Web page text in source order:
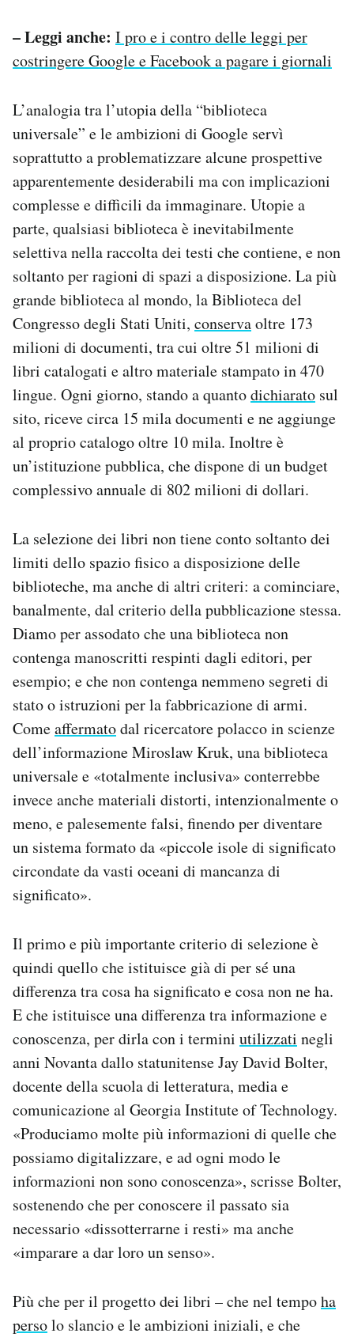
– Leggi anche: I pro e i contro delle leggi per
costringere Google e Facebook a pagare i giornali
L’analogia tra l’utopia della “biblioteca
universale” e le ambizioni di Google servì
soprattutto a problematizzare alcune prospettive
apparentemente desiderabili ma con implicazioni
complesse e difficili da immaginare. Utopie a
parte, qualsiasi biblioteca è inevitabilmente
selettiva nella raccolta dei testi che contiene, e non
soltanto per ragioni di spazi a disposizione. La più
grande biblioteca al mondo, la Biblioteca del
Congresso degli Stati Uniti, conservaoltre 173
milioni di documenti, tra cui oltre 51 milioni di
libri catalogati e altro materiale stampato in 470
lingue. Ogni giorno, stando a quantodichiarato sul
sito, riceve circa 15 mila documenti e ne aggiunge
al proprio catalogo oltre 10 mila. Inoltre è
un’istituzione pubblica, che dispone di un budget
complessivo annuale di 802 milioni di dollari.
La selezione dei libri non tiene conto soltanto dei
limiti dello spazio fisico a disposizione delle
biblioteche, ma anche di altri criteri: a cominciare,
banalmente, dal criterio della pubblicazione stessa.
Diamo per assodato che una biblioteca non
contenga manoscritti respinti dagli editori, per
esempio; e che non contenga nemmeno segreti di
stato o istruzioni per la fabbricazione di armi.
Comeaffermatodal ricercatore polacco in scienze
dell’informazione Miroslaw Kruk, una biblioteca
universale e «totalmente inclusiva» conterrebbe
invece anche materiali distorti, intenzionalmente o
meno, e palesemente falsi, finendo per diventare
un sistema formato da «piccole isole di significato
circondate da vasti oceani di mancanza di
significato».
Il primo e più importante criterio di selezione è
quindi quello che istituisce già di per sé una
differenza tra cosa ha significato e cosa non ne ha.
E che istituisce una differenza tra informazione e
conoscenza, per dirla con i termini utilizzati negli
anni Novanta dallo statunitense Jay David Bolter,
docente della scuola di letteratura, media e
comunicazione al Georgia Institute of Technology.
«Produciamo molte più informazioni di quelle che
possiamo digitalizzare, e ad ogni modo le
informazioni non sono conoscenza», scrisse Bolter,
sostenendo che per conoscere il passato sia
necessario «dissotterrarne i resti» ma anche
«imparare a dar loro un senso».
Più che per il progetto dei libri – che nel tempoha
persolo slancio e le ambizioni iniziali, e che